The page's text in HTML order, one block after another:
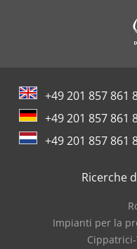
+49 201 857 861
+49 201 857 861
+49 201 857 861
Ricerche
Impianti per la